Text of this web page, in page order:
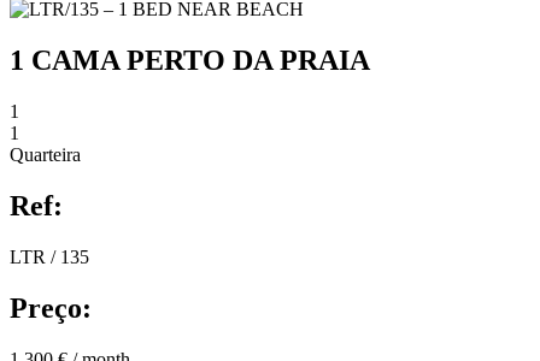
1 CAMA PERTO DA PRAIA
1
1
Quarteira
Ref:
LTR / 135
Preço: